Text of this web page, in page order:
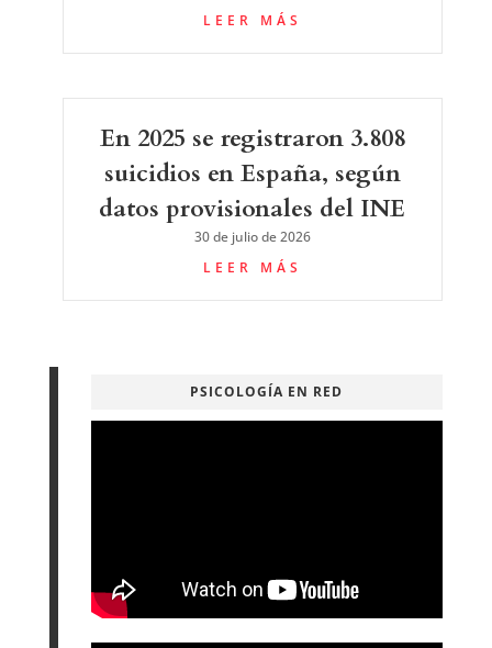
LEER MÁS
En 2025 se registraron 3.808
suicidios en España, según
datos provisionales del INE
30 de julio de 2026
LEER MÁS
PSICOLOGÍA EN RED